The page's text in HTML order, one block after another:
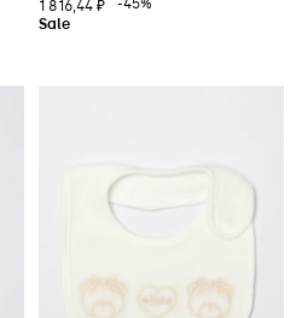
1 816,44 ₽
-45%